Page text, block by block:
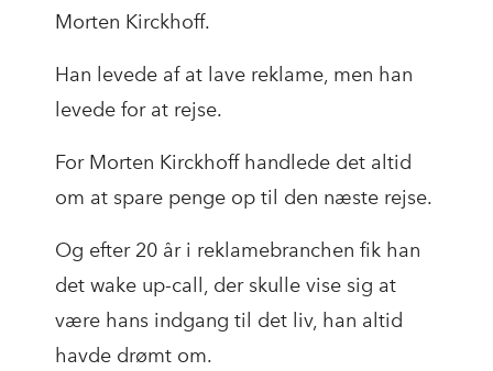
Morten Kirckhoff.
Han levede af at lave reklame, men han
levede for at rejse.
For Morten Kirckhoff handlede det altid
om at spare penge op til den næste rejse.
Og efter 20 år i reklamebranchen fik han
det wake up-call, der skulle vise sig at
være hans indgang til det liv, han altid
havde drømt om.